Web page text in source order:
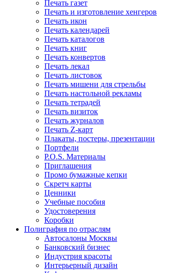
Печать газет
Печать и изготовление хенгеров
Печать икон
Печать календарей
Печать каталогов
Печать книг
Печать конвертов
Печать лекал
Печать листовок
Печать мишени для стрельбы
Печать настольной рекламы
Печать тетрадей
Печать визиток
Печать журналов
Печать Z-карт
Плакаты, постеры, презентации
Портфели
P.O.S. Материалы
Приглашения
Промо бумажные кепки
Скретч карты
Ценники
Учебные пособия
Удостоверения
Коробки
Полиграфия по отраслям
Автосалоны Москвы
Банковский бизнес
Индустрия красоты
Интерьерный дизайн